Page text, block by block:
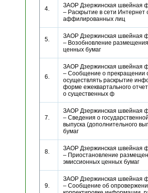
4.
ЗАОР Дзержинская швейная
– Раскрытие в сети Интернет
аффилированных лиц
5.
ЗАОР Дзержинская швейная
– Возобновление
ценных бумаг
6.
ЗАОР Дзержинская швейная
– Сообщение о прекращении
осуществлять раскрытие
форме ежеквартального
о существенных ф
7.
ЗАОР Дзержинская швейная
– Сведения о
выпуска (дополнительного
бумаг
8.
ЗАОР Дзержинская швейная
– Приостановление
эмиссионных ценных бумаг
9.
ЗАОР Дзержинская швейная
– Сообщение об